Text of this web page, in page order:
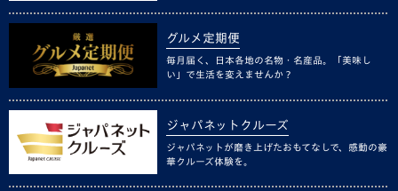
グルメ定期便
毎月届く、日本各地の名物・名産品。「美味し
い」で生活を変えませんか？
ジャパネットクルーズ
ジャパネットが磨き上げたおもてなしで、感動の豪
華クルーズ体験を。